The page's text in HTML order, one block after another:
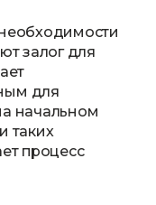
залог для
для
начальном
таких
процесс